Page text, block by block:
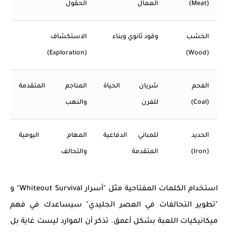
(Meat) العمال الحقول
الخشب
(Wood)
وقود ثانوي وبناء الاستكشاف
(Exploration)
الفحم
(Coal)
شريان الحياة
للفرن
المناجم المتقدمة
والنهب
الحديد
(Iron)
للمباني الدفاعية
المتقدمة
المهام اليومية
والتحالف
استخدام الكلمات المفتاحية مثل "أسرار Whiteout Survival"
و
"تطوير التحالفات في العصر الجليدي" سيساعدك في فهم
ميكانيكيات اللعبة بشكل أعمق. تذكر أن الموارد ليست غاية بل